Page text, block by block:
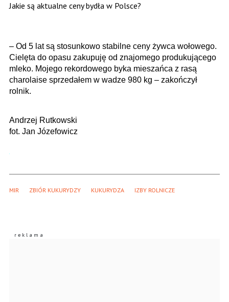
Jakie są aktualne ceny bydła w Polsce?
– Od 5 lat są stosunkowo stabilne ceny żywca wołowego.
Cielęta do opasu zakupuję od znajomego produkującego
mleko. Mojego rekordowego byka mieszańca z rasą
charolaise sprzedałem w wadze 980 kg – zakończył
rolnik.
Andrzej Rutkowski
fot. Jan Józefowicz
MIR ZBIÓR KUKURYDZY KUKURYDZA IZBY ROLNICZE